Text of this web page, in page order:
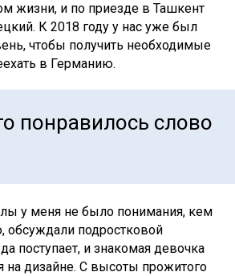
жизни, и по приезде в Ташкент
К 2018 году у нас уже был
чтобы получить необходимые
в Германию.
понравилось слово
у меня не было понимания, кем
обсуждали подростковой
поступает, и знакомая девочка
на дизайне. С высоты прожитого